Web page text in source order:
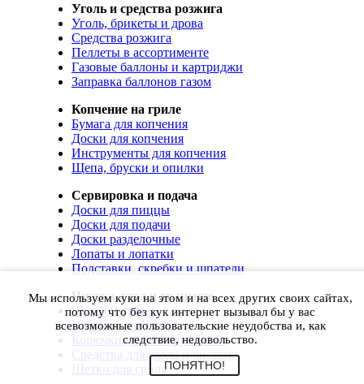
Уголь и средства розжига
Уголь, брикеты и дрова
Средства розжига
Пеллеты в ассортименте
Газовые баллоны и картриджи
Заправка баллонов газом
Копчение на гриле
Бумага для копчения
Доски для копчения
Инструменты для копчения
Щепа, бруски и опилки
Сервировка и подача
Доски для пиццы
Доски для подачи
Доски разделочные
Лопаты и лопатки
Подставки, скребки и шпатели
Чистка, уход и хранение
Чехлы и сумки
Коврики для гриля
Корючки для инструментов
Средства для ухода и чистки
Щетки для гриля
Мы используем куки на этом и на всех других своих сайтах,
потому что без кук интернет вызывал бы у вас
всевозможные пользовательские неудобства и, как
следствие, недовольство.
ПОНЯТНО!